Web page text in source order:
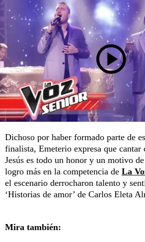
Dichoso por haber formado parte de
finalista, Emeterio expresa que cantar
Jesús es todo un honor y un motivo
logro más en la competencia de La
el escenario derrocharon talento y
‘Historias de amor’ de Carlos Eleta
Mira también: